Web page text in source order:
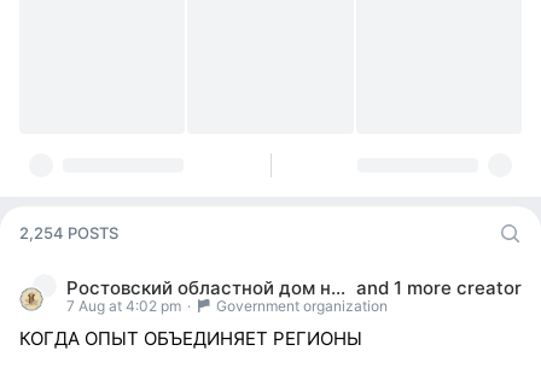
2,254 POSTS
Ростовский областной дом народного творчества and 1 more creator
7 Aug at 4:02 pm · Government organization
КОГДА ОПЫТ ОБЪЕДИНЯЕТ РЕГИОНЫ